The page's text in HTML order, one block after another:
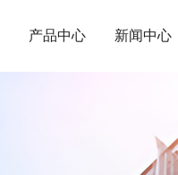
产品中心 新闻中心